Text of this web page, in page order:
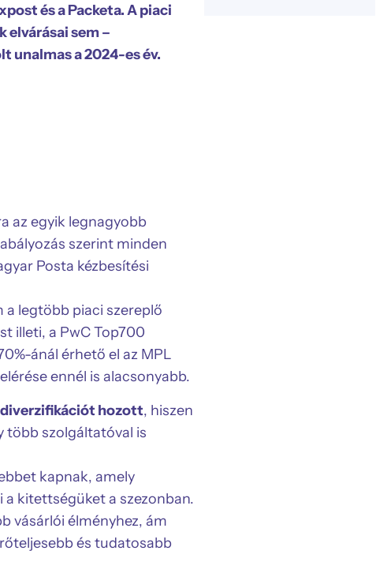
és a Packeta. A piaci
elvárásai sem –
unalmas a 2024-es év.
az egyik legnagyobb
szerint minden
Posta kézbesítési
a legtöbb piaci szereplő
illeti, a PwC Top700
ánál érhető el az MPL
ennél is alacsonyabb.
hozott, hiszen
több szolgáltatóval is
kapnak, amely
kitettségüket a szezonban.
vásárlói élményhez, ám
és tudatosabb